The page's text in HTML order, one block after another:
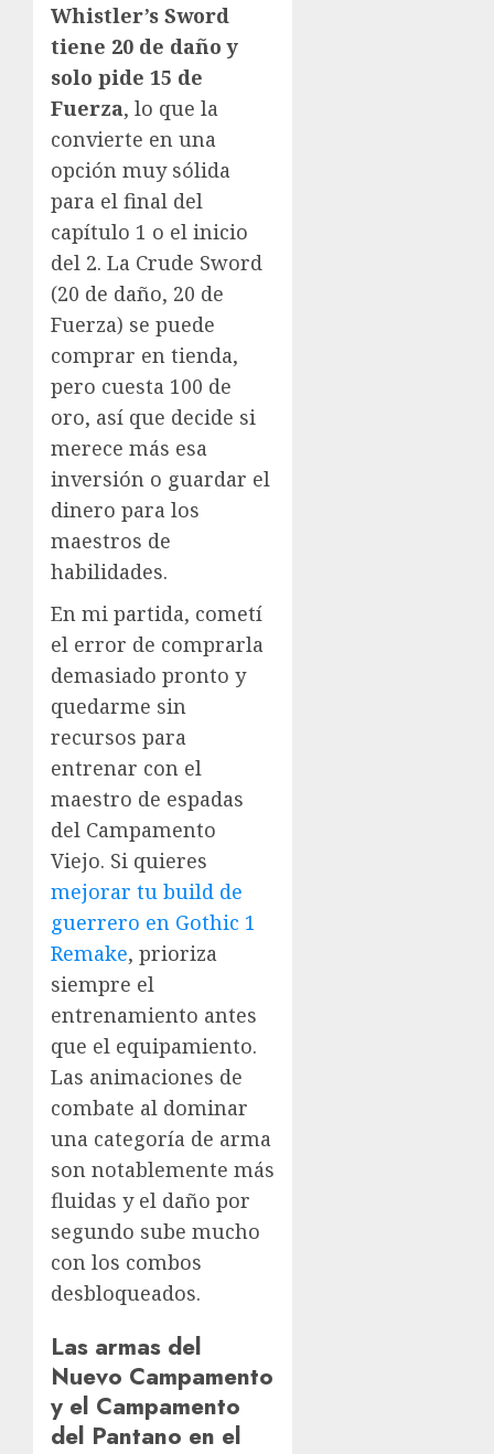
Whistler’s Sword
tiene 20 de daño y
solo pide 15 de
Fuerza, lo que la
convierte en una
opción muy sólida
para el final del
capítulo 1 o el inicio
del 2. La Crude Sword
(20 de daño, 20 de
Fuerza) se puede
comprar en tienda,
pero cuesta 100 de
oro, así que decide si
merece más esa
inversión o guardar el
dinero para los
maestros de
habilidades.
En mi partida, cometí
el error de comprarla
demasiado pronto y
quedarme sin
recursos para
entrenar con el
maestro de espadas
del Campamento
Viejo. Si quieres
mejorar tu build de
guerrero en Gothic 1
Remake, prioriza
siempre el
entrenamiento antes
que el equipamiento.
Las animaciones de
combate al dominar
una categoría de arma
son notablemente más
fluidas y el daño por
segundo sube mucho
con los combos
desbloqueados.
Las armas del
Nuevo Campamento
y el Campamento
del Pantano en el